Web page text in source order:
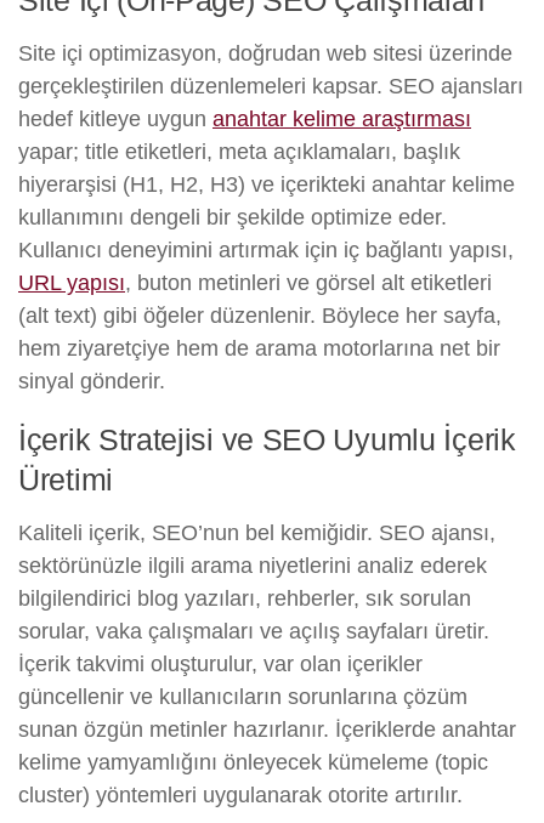
Site içi optimizasyon, doğrudan web sitesi üzerinde
gerçekleştirilen düzenlemeleri kapsar. SEO ajansları
hedef kitleye uygun anahtar kelime araştırması
yapar; title etiketleri, meta açıklamaları, başlık
hiyerarşisi (H1, H2, H3) ve içerikteki anahtar kelime
kullanımını dengeli bir şekilde optimize eder.
Kullanıcı deneyimini artırmak için iç bağlantı yapısı,
URL yapısı, buton metinleri ve görsel alt etiketleri
(alt text) gibi öğeler düzenlenir. Böylece her sayfa,
hem ziyaretçiye hem de arama motorlarına net bir
sinyal gönderir.
İçerik Stratejisi ve SEO Uyumlu İçerik
Üretimi
Kaliteli içerik, SEO’nun bel kemiğidir. SEO ajansı,
sektörünüzle ilgili arama niyetlerini analiz ederek
bilgilendirici blog yazıları, rehberler, sık sorulan
sorular, vaka çalışmaları ve açılış sayfaları üretir.
İçerik takvimi oluşturulur, var olan içerikler
güncellenir ve kullanıcıların sorunlarına çözüm
sunan özgün metinler hazırlanır. İçeriklerde anahtar
kelime yamyamlığını önleyecek kümeleme (topic
cluster) yöntemleri uygulanarak otorite artırılır.